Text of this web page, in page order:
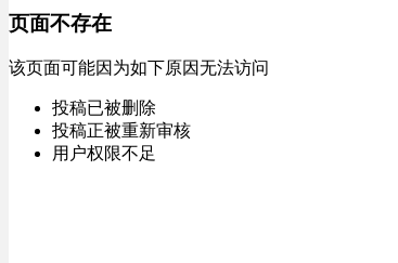
页面不存在
该页面可能因为如下原因无法访问
投稿已被删除
投稿正被重新审核
用户权限不足